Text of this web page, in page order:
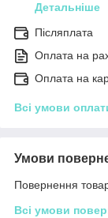
Детальніше
Післяплата
Оплата на
Оплата на
Всі умови
Умови
Повернення
Всі умови